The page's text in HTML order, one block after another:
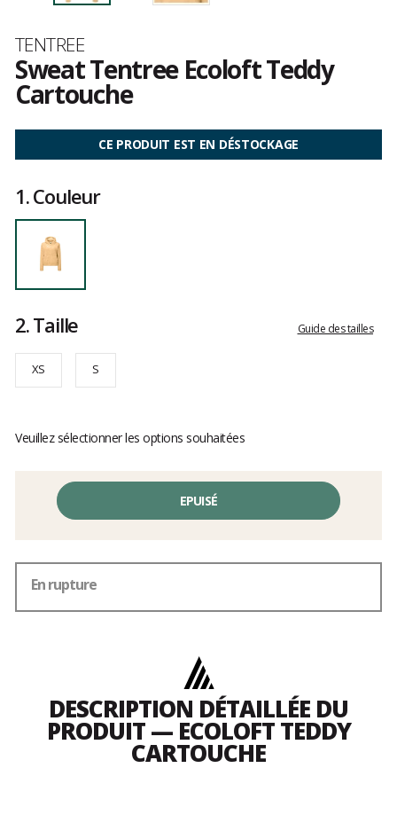
Marque
TENTREE
Sweat Tentree Ecoloft Teddy
Cartouche
avis
CE PRODUIT EST EN DÉSTOCKAGE
1.Couleur
2.Taille Guide des tailles
XS S
Veuillez sélectionner les options souhaitées
EPUISÉ
En rupture
DESCRIPTION DÉTAILLÉE DU
PRODUIT — ECOLOFT TEDDY
CARTOUCHE